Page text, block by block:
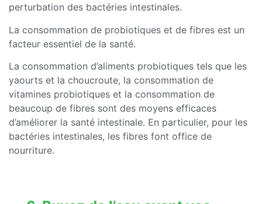
perturbation des bactéries intestinales.
La consommation de probiotiques et de fibres est un
facteur essentiel de la santé.
La consommation d’aliments probiotiques tels que les
yaourts et la choucroute, la consommation de
vitamines probiotiques et la consommation de
beaucoup de fibres sont des moyens efficaces
d’améliorer la santé intestinale. En particulier, pour les
bactéries intestinales, les fibres font office de
nourriture.